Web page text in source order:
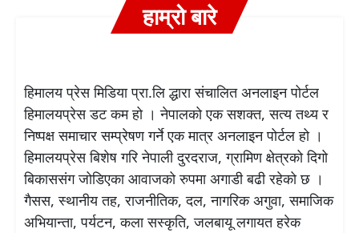
हाम्रो बारे
हिमालय प्रेस मिडिया प्रा.लि द्धारा संचालित अनलाइन पोर्टल
हिमालयप्रेस डट कम हो । नेपालको एक सशक्त, सत्य तथ्य र
निष्पक्ष समाचार सम्प्रेषण गर्ने एक मात्र अनलाइन पोर्टल हो ।
हिमालयप्रेस बिशेष गरि नेपाली दुरदराज, ग्रामिण क्षेत्रको दिगो
बिकाससंग जोडिएका आवाजको रुपमा अगाडी बढी रहेको छ ।
गैसस, स्थानीय तह, राजनीतिक, दल, नागरिक अगुवा, समाजिक
अभियान्ता, पर्यटन, कला सस्कृति, जलबायू लगायत हरेक